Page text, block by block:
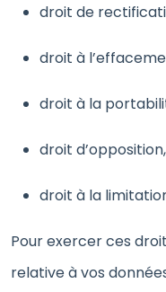
droit de
droit à
droit à la
droit d’opposition,
droit à la
Pour exercer ces
relative à vos